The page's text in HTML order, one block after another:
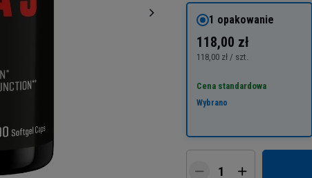
1 opakowanie
118,00 zł
118,00 zł / szt.
Cena standardowa
Wybrano